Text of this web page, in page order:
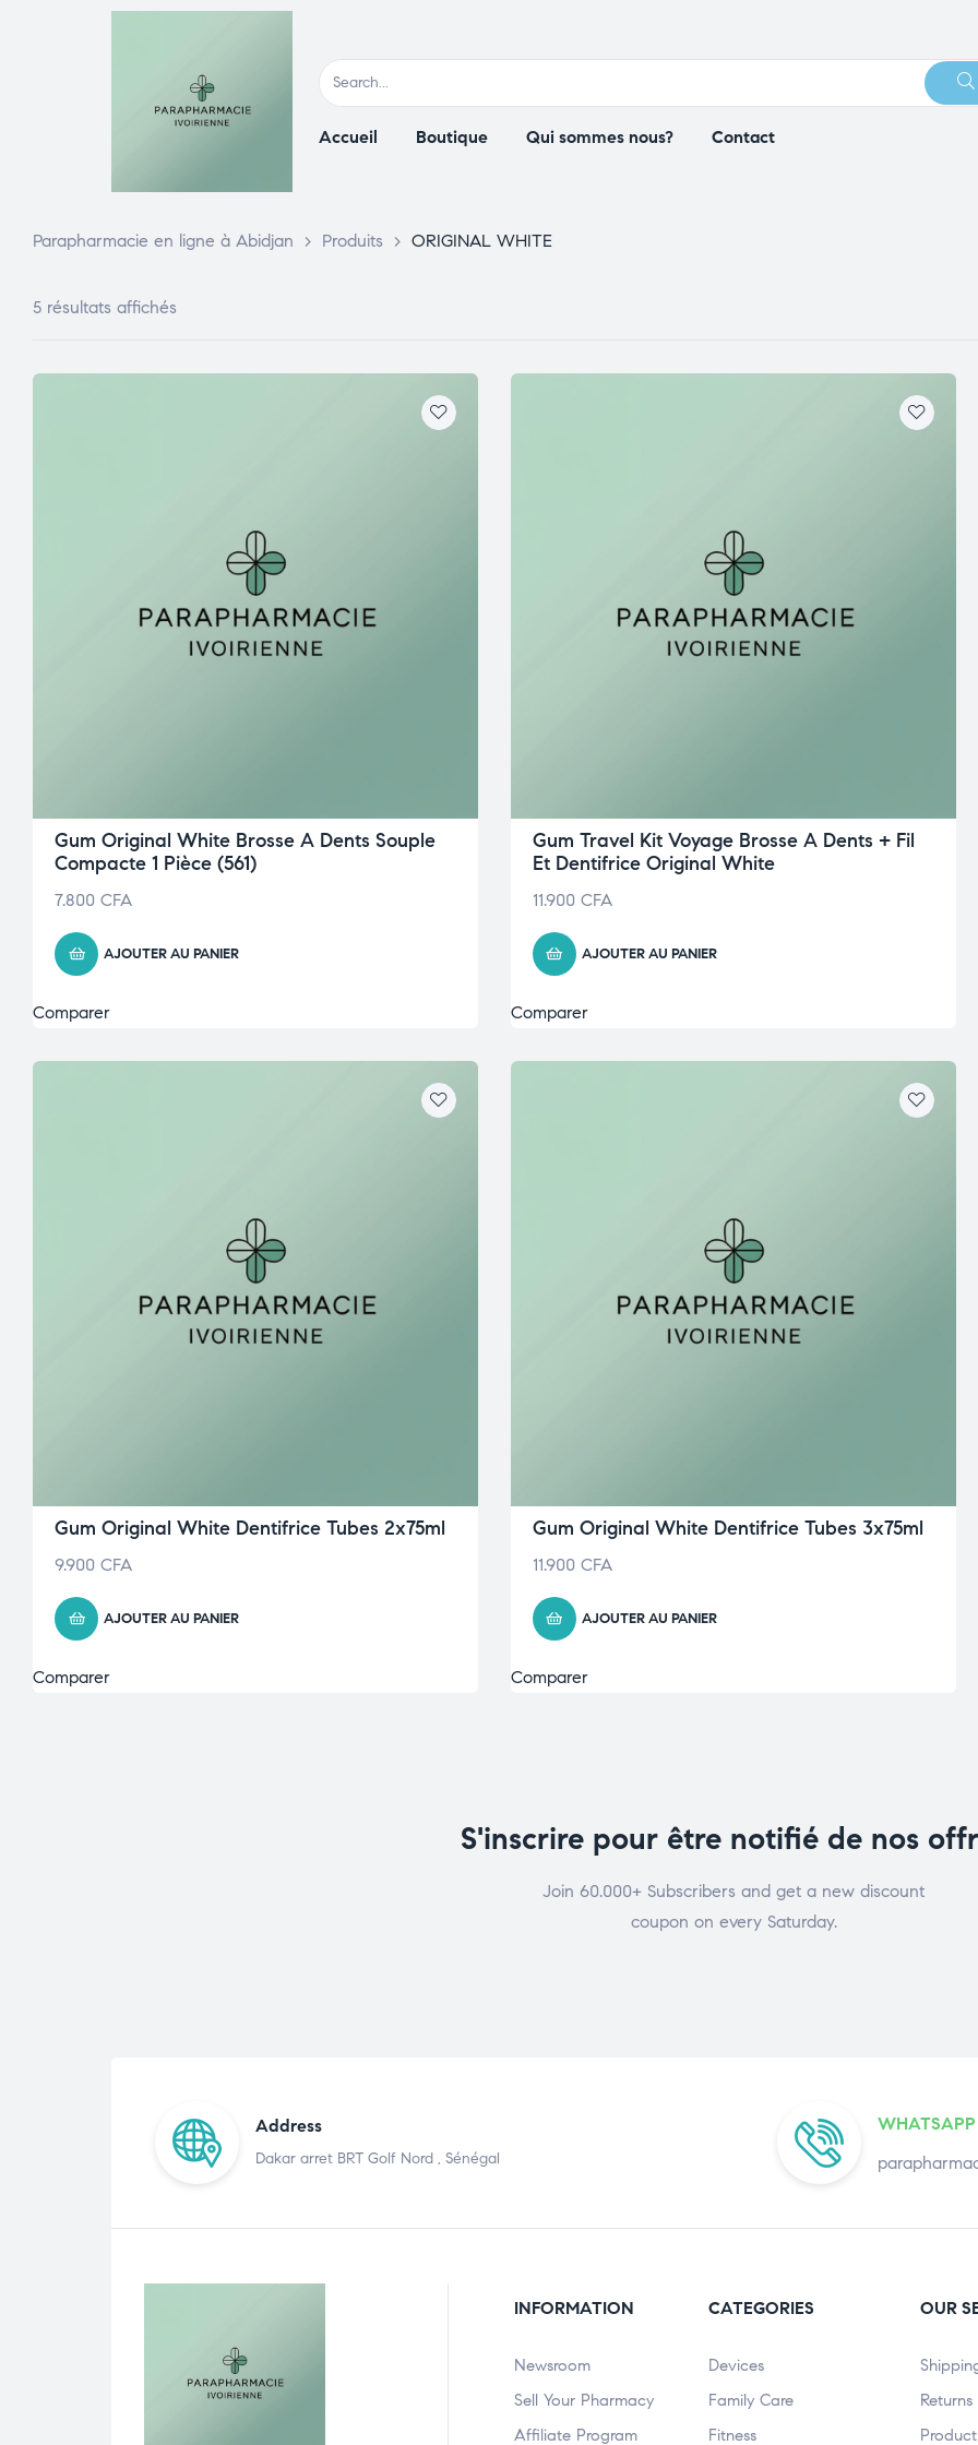
Accueil Boutique Qui sommes nous? Contact
Parapharmacie en ligne à Abidjan > Produits > ORIGINAL WHITE
5 résultats affichés
Gum Original White Brosse A Dents Souple
Compacte 1 Pièce (561)
7.800 CFA
AJOUTER AU PANIER
Comparer
Gum Travel Kit Voyage Brosse A Dents + Fil
Et Dentifrice Original White
11.900 CFA
AJOUTER AU PANIER
Comparer
Gum Original White Dentifrice Tubes 2x75ml
9.900 CFA
AJOUTER AU PANIER
Comparer
Gum Original White Dentifrice Tubes 3x75ml
11.900 CFA
AJOUTER AU PANIER
Comparer
S'inscrire pour être notifié de nos
Join 60.000+ Subscribers and get a new discount
coupon on every Saturday.
Address
Dakar arret BRT Golf Nord , Sénégal
WHATSAPP
INFORMATION
Newsroom
Sell Your Pharmacy
Affiliate Program
CATEGORIES
Devices
Family Care
Fitness
OUR
Returns